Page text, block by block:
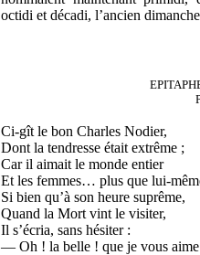
octidi et décadi, l’ancien
Ci-gît le bon Charles Nodier,
Dont la tendresse était extrême ;
Car il aimait le monde entier
Et les femmes… plus que lui-
Si bien qu’à son heure suprême,
Quand la Mort vint le visiter,
Il s’écria, sans hésiter :
— Oh ! la belle ! que je vous